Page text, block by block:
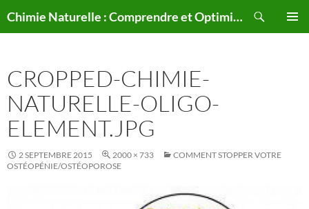
au
Chimie Naturelle : Comprendre et Optimiser le Corps Humain Naturellement
CROPPED-CHIMIE-
NATURELLE-OLIGO-
ELEMENT.JPG
2 SEPTEMBRE 2015 2000 × 733
COMMENT STOPPER VOTRE
OSTÉOPÉNIE/OSTÉOPOROSE